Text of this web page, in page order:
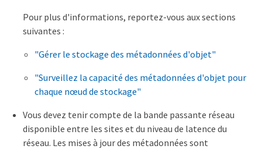
Pour plus d'informations, reportez-vous aux sections
suivantes :
"Gérer le stockage des métadonnées d'objet"
"Surveillez la capacité des métadonnées d'objet pour
chaque nœud de stockage"
Vous devez tenir compte de la bande passante réseau
disponible entre les sites et du niveau de latence du
réseau. Les mises à jour des métadonnées sont